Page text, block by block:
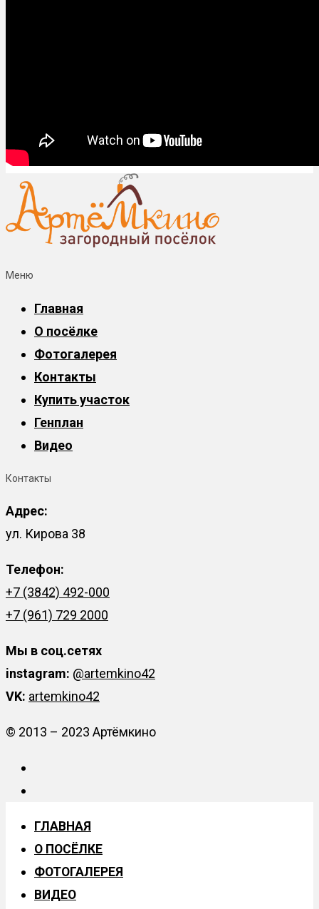
Меню
Главная
О посёлке
Фотогалерея
Контакты
Купить участок
Генплан
Видео
Контакты
Адрес:
ул. Кирова 38
Телефон:
+7 (3842) 492-000
+7 (961) 729 2000
Мы в соц.сетях
instagram: @artemkino42
VK: artemkino42
© 2013 – 2023 Артёмкино
ГЛАВНАЯ
О ПОСЁЛКЕ
ФОТОГАЛЕРЕЯ
ВИДЕО